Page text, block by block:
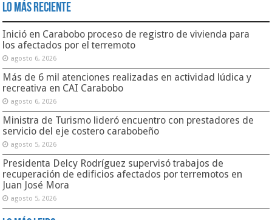
Lo Más Reciente
Inició en Carabobo proceso de registro de vivienda para
los afectados por el terremoto
agosto 6, 2026
Más de 6 mil atenciones realizadas en actividad lúdica y
recreativa en CAI Carabobo
agosto 6, 2026
Ministra de Turismo lideró encuentro con prestadores de
servicio del eje costero carabobeño
agosto 5, 2026
Presidenta Delcy Rodríguez supervisó trabajos de
recuperación de edificios afectados por terremotos en
Juan José Mora
agosto 5, 2026